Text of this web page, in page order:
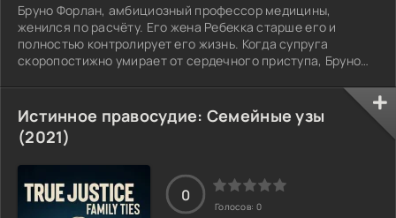
Бруно Форлан, амбициозный профессор медицины,
женился по расчёту. Его жена Ребекка старше его и
полностью контролирует его жизнь. Когда супруга
скоропостижно умирает от сердечного приступа, Бруно
звонят и сообщают, что тело его жены таинственным
образом исчезло из морга.
Истинное правосудие: Семейные узы
(2021)
0
Голосов: 0